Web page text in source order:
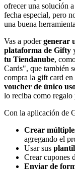
ofrecer una solución
fecha especial, pero
una buena
Vas a podergenerar
plataforma de Gifty
tu Tiendanube,
Cards", que también
compra la gift card en
voucher de único
lo reciba como regalo
Con la aplicación de
Crear
agregando el
Usar sus
Crear cupones
Enviar de